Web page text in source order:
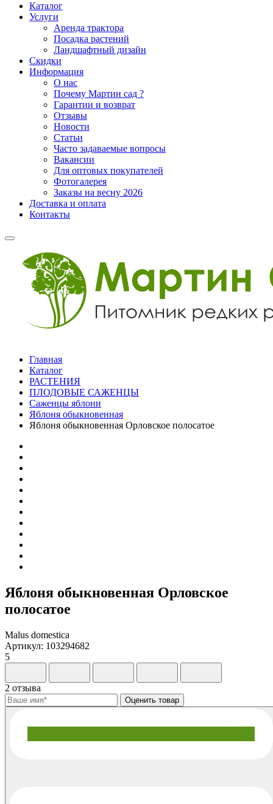
Каталог
Услуги
Аренда трактора
Посадка растений
Ландшафтный дизайн
Скидки
Информация
О нас
Почему Мартин сад ?
Гарантии и возврат
Отзывы
Новости
Статьи
Часто задаваемые вопросы
Вакансии
Для оптовых покупателей
Фотогалерея
Заказы на весну 2026
Доставка и оплата
Контакты
Главная
Каталог
РАСТЕНИЯ
ПЛОДОВЫЕ САЖЕНЦЫ
Саженцы яблони
Яблоня обыкновенная
Яблоня обыкновенная Орловское полосатое
Яблоня обыкновенная Орловское
полосатое
Malus domestica
Артикул: 103294682
5
2 отзыва